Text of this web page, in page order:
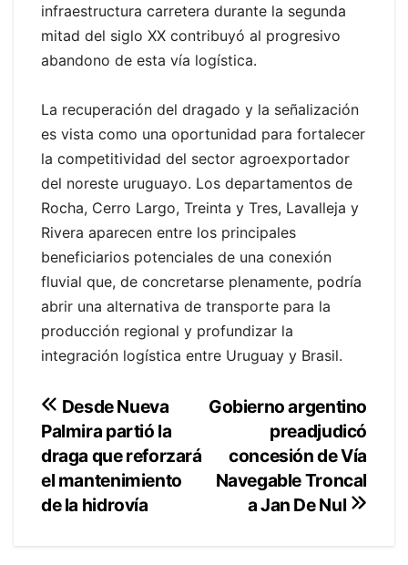
infraestructura carretera durante la segunda
mitad del siglo XX contribuyó al progresivo
abandono de esta vía logística.
La recuperación del dragado y la señalización
es vista como una oportunidad para fortalecer
la competitividad del sector agroexportador
del noreste uruguayo. Los departamentos de
Rocha, Cerro Largo, Treinta y Tres, Lavalleja y
Rivera aparecen entre los principales
beneficiarios potenciales de una conexión
fluvial que, de concretarse plenamente, podría
abrir una alternativa de transporte para la
producción regional y profundizar la
integración logística entre Uruguay y Brasil.
Navegación
de
entradas
Gobierno argentino
preadjudicó
concesión de Vía
Navegable Troncal
a Jan De Nul
Desde Nueva
Palmira partió la
draga que reforzará
el mantenimiento
de la hidrovía